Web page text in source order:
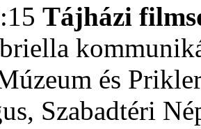
Tájházi
és
Szabadtéri